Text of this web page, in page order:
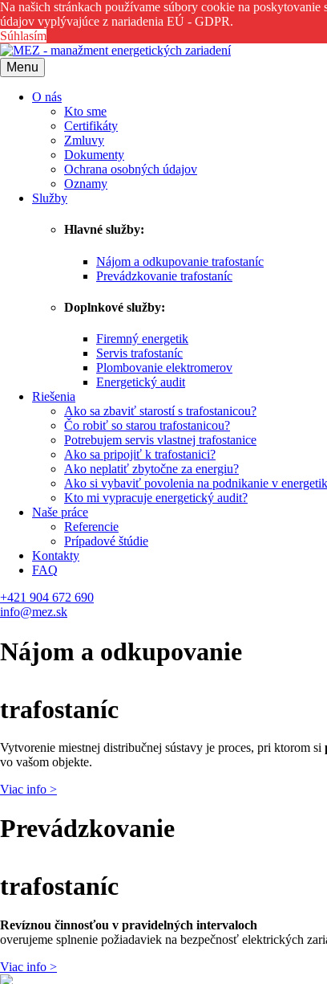
Na našich stránkach používame súbory cookie na
údajov vyplývajúce z nariadenia EÚ - GDPR.
Súhlasím
Menu
O nás
Kto sme
Certifikáty
Zmluvy
Dokumenty
Ochrana osobných údajov
Oznamy
Služby
Hlavné služby:
Nájom a odkupovanie trafostaníc
Prevádzkovanie trafostaníc
Doplnkové služby:
Firemný energetik
Servis trafostaníc
Plombovanie elektromerov
Energetický audit
Riešenia
Ako sa zbaviť starostí s trafostanicou?
Čo robiť so starou trafostanicou?
Potrebujem servis vlastnej trafostanice
Ako sa pripojiť k trafostanici?
Ako neplatiť zbytočne za energiu?
Ako si vybaviť povolenia na podnikanie v
Kto mi vypracuje energetický audit?
Naše práce
Referencie
Prípadové štúdie
Kontakty
FAQ
+421 904 672 690
info@mez.sk
Nájom a odkupovanie
trafostaníc
Vytvorenie miestnej distribučnej sústavy je proces, pri ktorom si
vo vašom objekte.
Viac info >
Prevádzkovanie
trafostaníc
Revíznou činnosťou v pravidelných intervaloch
overujeme splnenie požiadaviek na bezpečnosť elektrických
Viac info >